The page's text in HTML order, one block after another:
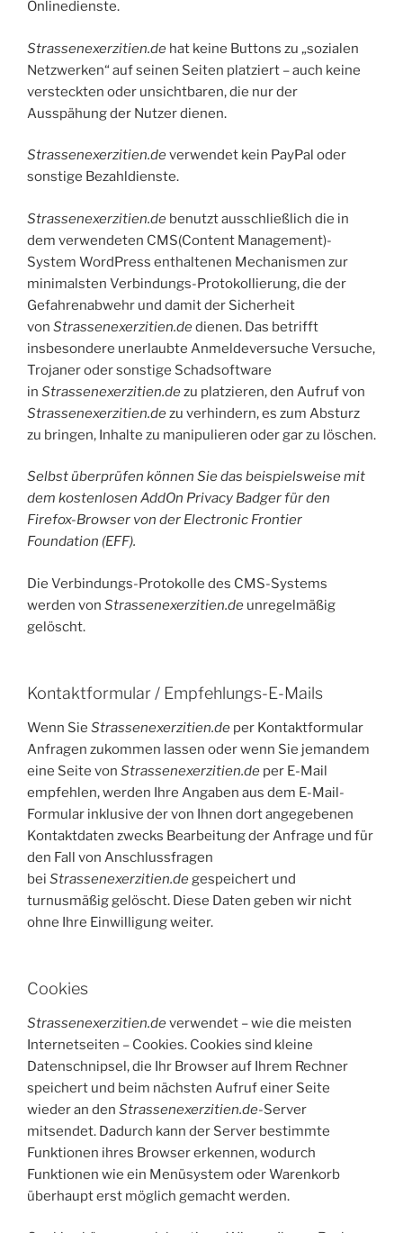
Onlinedienste.
Strassenexerzitien.de hat keine Buttons zu „sozialen
Netzwerken“ auf seinen Seiten platziert – auch keine
versteckten oder unsichtbaren, die nur der
Ausspähung der Nutzer dienen.
Strassenexerzitien.deverwendet kein PayPal oder
sonstige Bezahldienste.
Strassenexerzitien.de benutzt ausschließlich die in
dem verwendeten CMS(Content Management)-
System WordPress enthaltenen Mechanismen zur
minimalsten Verbindungs-Protokollierung, die der
Gefahrenabwehr und damit der Sicherheit
von Strassenexerzitien.dedienen. Das betrifft
insbesondere unerlaubte Anmeldeversuche Versuche,
Trojaner oder sonstige Schadsoftware
in Strassenexerzitien.dezu platzieren, den Aufruf von
Strassenexerzitien.dezu verhindern, es zum Absturz
zu bringen, Inhalte zu manipulieren oder gar zu löschen.
Selbst überprüfen können Sie das beispielsweise mit
dem kostenlosen AddOn Privacy Badger fürden
Firefox-Browser von der Electronic Frontier
Foundation (EFF).
Die Verbindungs-Protokolle des CMS-Systems
werden von Strassenexerzitien.de unregelmäßig
gelöscht.
Kontaktformular / Empfehlungs-E-Mails
Wenn Sie Strassenexerzitien.de per Kontaktformular
Anfragen zukommen lassen oder wenn Sie jemandem
eine Seite von Strassenexerzitien.de per E-Mail
empfehlen, werden Ihre Angaben aus dem E-Mail-
Formular inklusive der von Ihnen dort angegebenen
Kontaktdaten zwecks Bearbeitung der Anfrage und für
den Fall von Anschlussfragen
bei Strassenexerzitien.de gespeichert und
turnusmäßig gelöscht. Diese Daten geben wir nicht
ohne Ihre Einwilligung weiter.
Cookies
Strassenexerzitien.deverwendet – wie die meisten
Internetseiten – Cookies. Cookies sind kleine
Datenschnipsel, die Ihr Browser auf Ihrem Rechner
speichert und beim nächsten Aufruf einer Seite
wieder an den Strassenexerzitien.de-Server
mitsendet. Dadurch kann der Server bestimmte
Funktionen ihres Browser erkennen, wodurch
Funktionen wie ein Menüsystem oder Warenkorb
überhaupt erst möglich gemacht werden.